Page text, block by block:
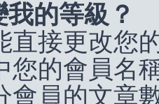
的等級？
直接更改您
您的會員名
會員的文章